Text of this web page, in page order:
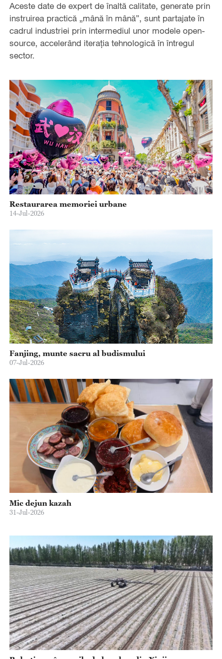
Aceste date de expert de înaltă calitate, generate prin
instruirea practică „mână în mână”, sunt partajate în
cadrul industriei prin intermediul unor modele open-
source, accelerând iterația tehnologică în întregul
sector.
Restaurarea memoriei urbane
14-Jul-2026
Fanjing, munte sacru al budismului
07-Jul-2026
Mic dejun kazah
31-Jul-2026